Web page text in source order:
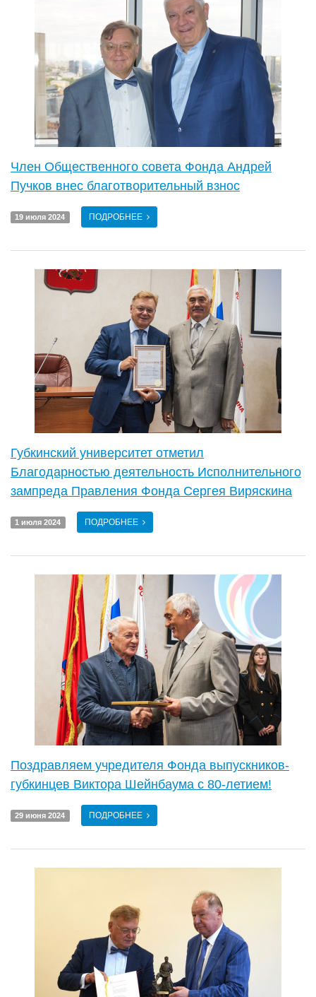
Член Общественного совета Фонда Андрей
Пучков внес благотворительный взнос
19 июля 2024 ПОДРОБНЕЕ
Губкинский университет отметил
Благодарностью деятельность Исполнительного
зампреда Правления Фонда Сергея Виряскина
1 июля 2024 ПОДРОБНЕЕ
Поздравляем учредителя Фонда выпускников-
губкинцев Виктора Шейнбаума с 80-летием!
29 июня 2024 ПОДРОБНЕЕ